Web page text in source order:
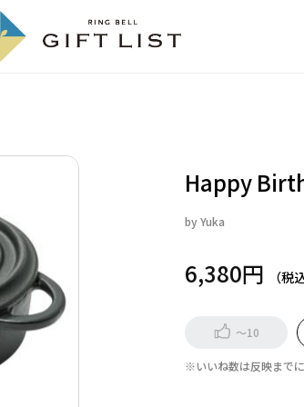
Happy
byYuka
6,380円
～10
※いいね数は反映まで